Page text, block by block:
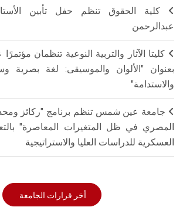
كلية الحقوق تنظم حفل تأبين
عبدالرحمن
كليتا الآثار والتربية النوعية تنظمان
بعنوان "الألوان والموسيقى: لغة بصرية
والاستدامة"
جامعة عين شمس تنظم برنامج "ركائز
المصري في ظل المتغيرات المعاصرة"
العسكرية للدراسات العليا والاستراتيجية
أخر قرارات الجامعة